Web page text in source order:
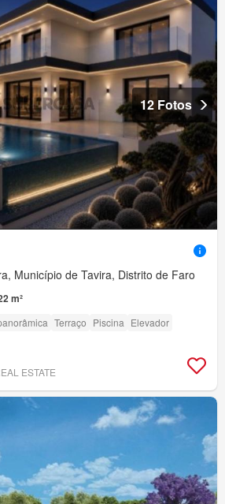
12 Fotos
Município de Tavira, Distrito de Faro
m²
Terraço Piscina Elevador
ESTATE